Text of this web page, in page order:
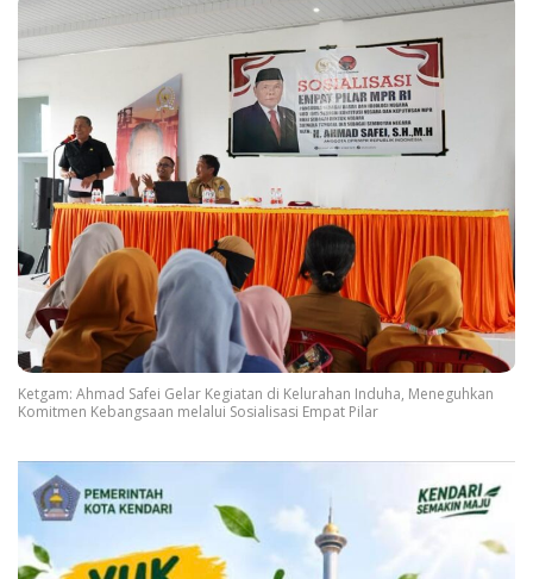
Ketgam: Ahmad Safei Gelar Kegiatan di Kelurahan Induha, Meneguhkan
Komitmen Kebangsaan melalui Sosialisasi Empat Pilar